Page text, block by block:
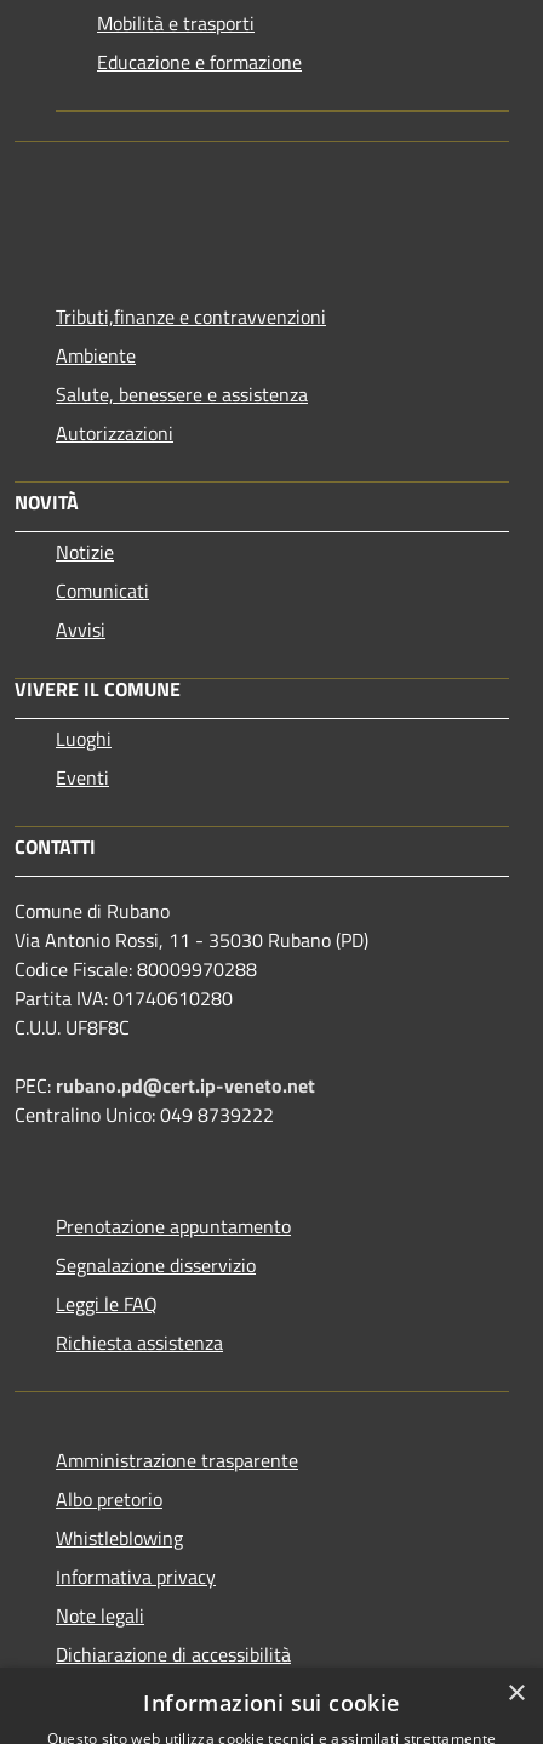
Mobilità e trasporti
Educazione e formazione
Tributi,finanze e contravvenzioni
Ambiente
Salute, benessere e assistenza
Autorizzazioni
NOVITÀ
Notizie
Comunicati
Avvisi
VIVERE IL COMUNE
Luoghi
Eventi
CONTATTI
Comune di Rubano
Via Antonio Rossi, 11 - 35030 Rubano (PD)
Codice Fiscale: 80009970288
Partita IVA: 01740610280
C.U.U. UF8F8C
PEC: rubano.pd@cert.ip-veneto.net
Centralino Unico: 049 8739222
Prenotazione appuntamento
Segnalazione disservizio
Leggi le FAQ
Richiesta assistenza
Amministrazione trasparente
Albo pretorio
Whistleblowing
Informativa privacy
Note legali
Dichiarazione di accessibilità
Obiettivi di accessibilità 2026
×
Informazioni sui cookie
Questo sito web utilizza cookie tecnici e assimilati strettamente